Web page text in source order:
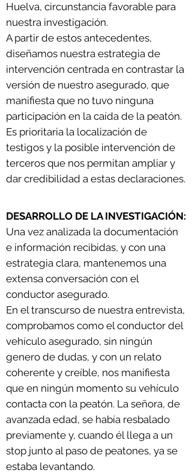
Huelva, circunstancia favorable para
nuestra investigación.
A partir de estos antecedentes,
diseñamos nuestra estrategia de
intervención centrada en contrastar la
versión de nuestro asegurado, que
manifiesta que no tuvo ninguna
participación en la caída de la peatón.
Es prioritaria la localización de
testigos y la posible intervención de
terceros que nos permitan ampliar y
dar credibilidad a estas declaraciones.
DESARROLLO DE LA INVESTIGACIÓN:
Una vez analizada la documentación
e información recibidas, y con una
estrategia clara, mantenemos una
extensa conversación con el
conductor asegurado.
En el transcurso de nuestra entrevista,
comprobamos como el conductor del
vehículo asegurado, sin ningún
genero de dudas, y con un relato
coherente y creíble, nos manifiesta
que en ningún momento su vehículo
contacta con la peatón. La señora, de
avanzada edad, se había resbalado
previamente y, cuando él llega a un
stop junto al paso de peatones, ya se
estaba levantando.